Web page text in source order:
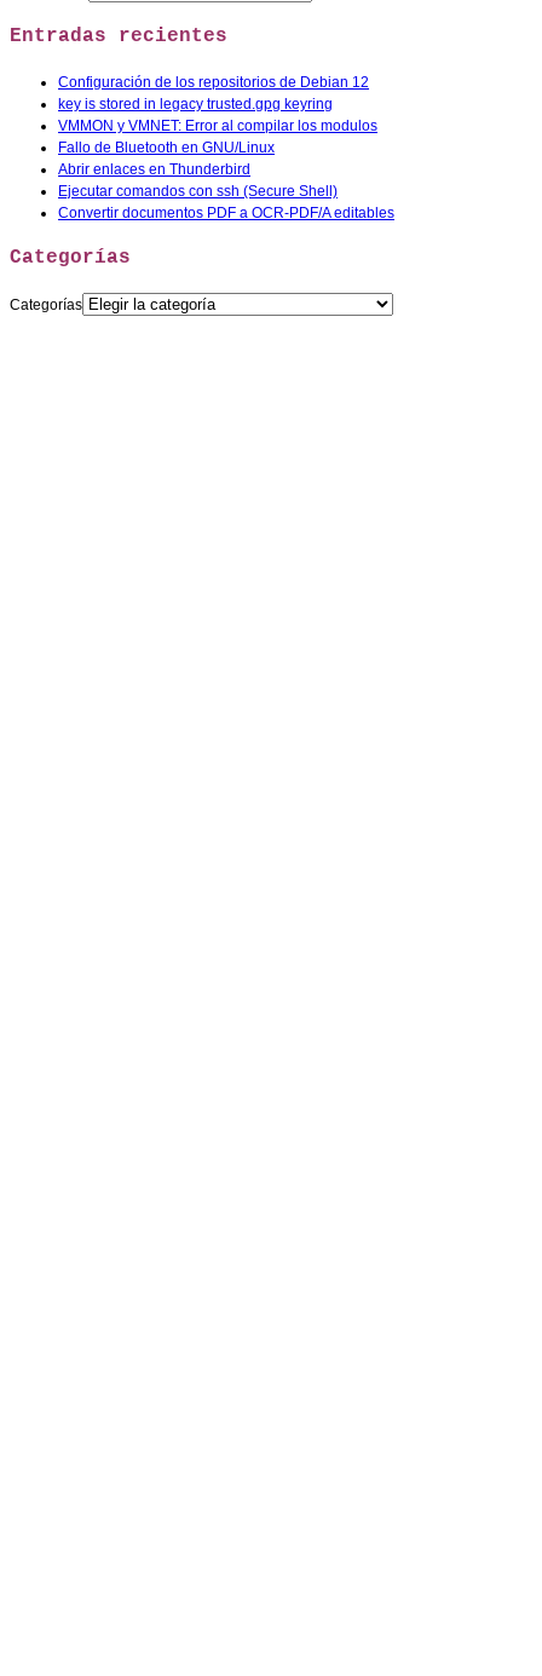
Entradas recientes
Configuración de los repositorios de Debian 12
key is stored in legacy trusted.gpg keyring
VMMON y VMNET: Error al compilar los modulos
Fallo de Bluetooth en GNU/Linux
Abrir enlaces en Thunderbird
Ejecutar comandos con ssh (Secure Shell)
Convertir documentos PDF a OCR-PDF/A editables
Categorías
Categorías